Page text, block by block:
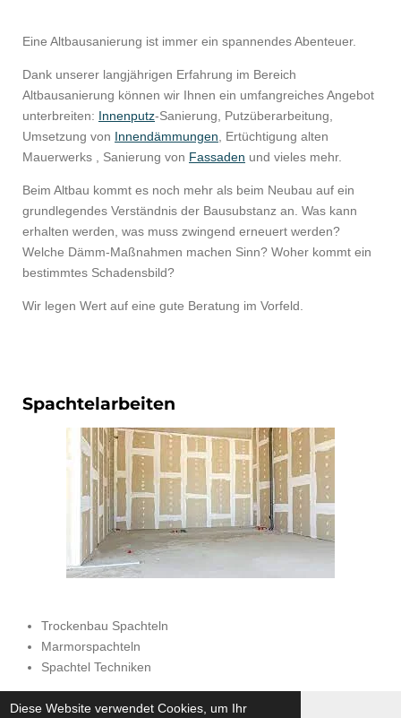
Diese Website verwendet Cookies, um Ihr
Eine Altbausanierung ist immer ein spannendes Abenteuer.
Dank unserer langjährigen Erfahrung im Bereich
Altbausanierung können wir Ihnen ein umfangreiches Angebot
unterbreiten: Innenputz-Sanierung, Putzüberarbeitung,
Umsetzung von Innendämmungen , Ertüchtigung alten
Mauerwerks , Sanierung von Fassaden und vieles mehr.
Beim Altbau kommt es noch mehr als beim Neubau auf ein
grundlegendes Verständnis der Bausubstanz an. Was kann
erhalten werden, was muss zwingend erneuert werden?
Welche Dämm-Maßnahmen machen Sinn? Woher kommt ein
bestimmtes Schadensbild?
Wir legen Wert auf eine gute Beratung im Vorfeld.
Spachtelarbeiten
Trockenbau Spachteln
Marmorspachteln
Spachtel Techniken
© 2017 Phönixgebäudeservice